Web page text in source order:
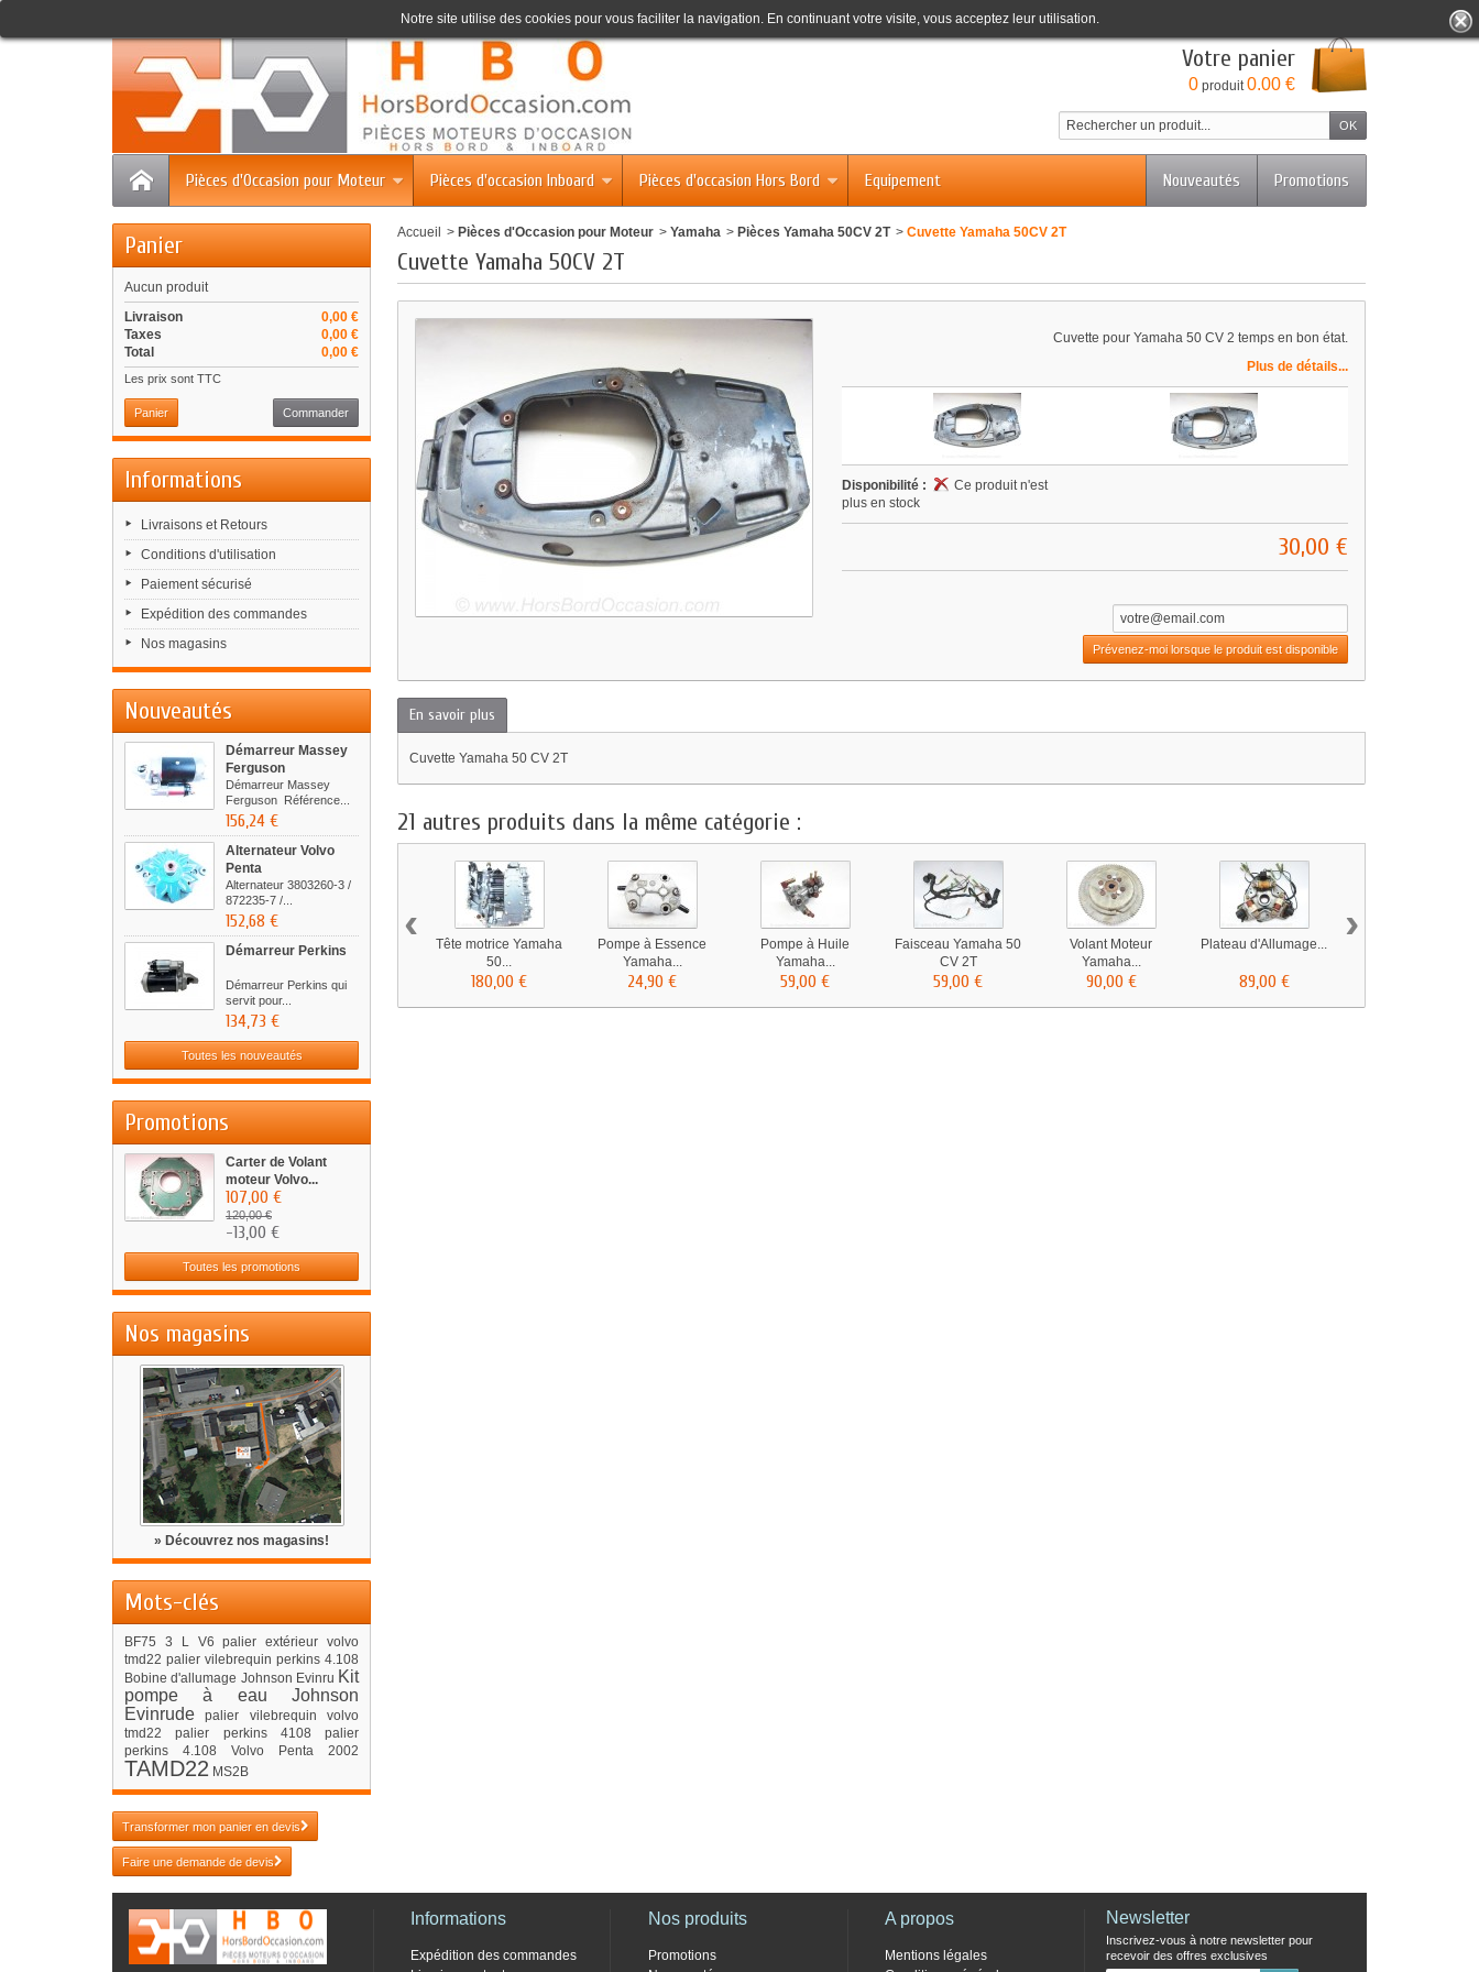
Bienvenue
Votre panier
0 produit0.00 €
Promotions
Nouveautés
Pièces d'Occasion pour Moteur Pièces d'occasion Inboard Pièces d'occasion Hors Bord Equipement
Notre site utilise des cookies pour vous faciliter la navigation. En continuant votre visite, vous acceptez leur utilisation.
Panier
Aucun produit
0,00 €
Livraison
0,00 €
Taxes
0,00 €
Total
Les prix sont TTC
Panier Commander
Informations
Livraisons et Retours
Conditions d'utilisation
Paiement sécurisé
Expédition des commandes
Nos magasins
Nouveautés
Démarreur Massey
Ferguson
Démarreur Massey
Ferguson Référence...
156,24 €
Alternateur Volvo
Penta
Alternateur 3803260-3 /
872235-7 /...
152,68 €
Démarreur Perkins
Démarreur Perkins qui
servit pour...
134,73 €
Toutes les nouveautés
Promotions
Carter de Volant
moteur Volvo...
107,00 €
120,00 €
-13,00 €
Toutes les promotions
Nos magasins
» Découvrez nos magasins!
Mots-clés
BF75 3 L V6 palier extérieur volvo
tmd22 palier vilebrequin perkins 4.108
Bobine d'allumage Johnson Evinru Kit
pompe à eau Johnson
Evinrude
palier vilebrequin volvo
tmd22
palier perkins 4108
palier
perkins 4.108
Volvo Penta 2002
TAMD22 MS2B
Transformer mon panier en devis
Faire une demande de devis
Accueil > Pièces d'Occasion pour Moteur > Yamaha > Pièces Yamaha 50CV 2T > Cuvette Yamaha 50CV 2T
Cuvette Yamaha 50CV 2T
Cuvette pour Yamaha 50 CV 2 temps en bon état.
Plus de détails...
Disponibilité :
Ce produit n'est
plus en stock
30,00 €
Prévenez-moi lorsque le produit est disponible
En savoir plus
Cuvette Yamaha 50 CV 2T
21 autres produits dans la même catégorie :
Tête motrice Yamaha
50...
180,00 €
Pompe à Essence
Yamaha...
24,90 €
Pompe à Huile
Yamaha...
59,00 €
Faisceau Yamaha 50
CV 2T
59,00 €
Volant Moteur
Yamaha...
90,00 €
Plateau d'Allumage...
89,00 €
‹ ›
Informations
Expédition des commandes
Nos produits
Promotions
A propos
Mentions légales
Newsletter
Inscrivez-vous à notre newsletter pour
recevoir des offres exclusives